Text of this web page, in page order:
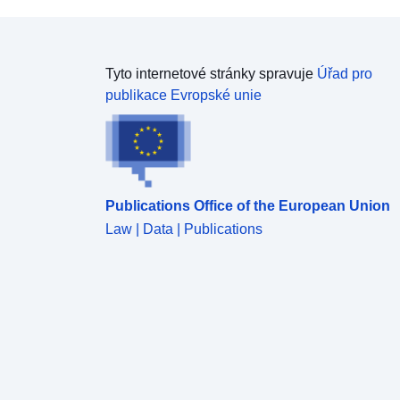
Tyto internetové stránky spravuje Úřad pro
publikace Evropské unie
Publications Office of the European Union
Law | Data | Publications